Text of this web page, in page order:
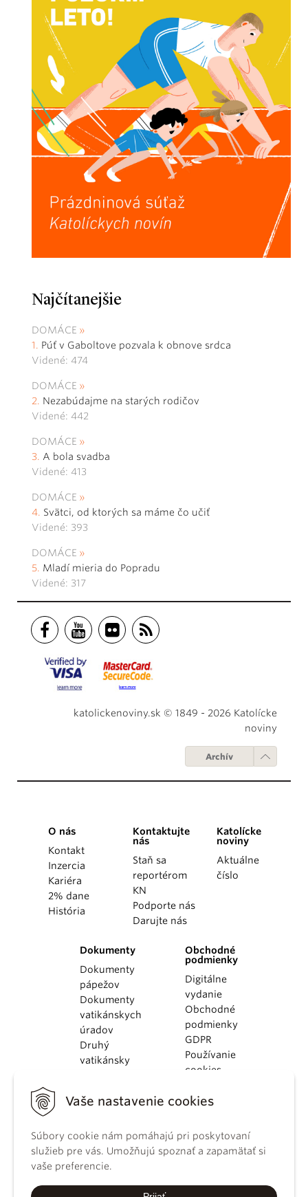
Vaše nastavenie cookies
Súbory cookie nám pomáhajú pri poskytovaní
služieb pre vás. Umožňujú spoznať a zapamätať si
vaše preferencie.
Najčítanejšie
DOMÁCE
Púť v Gaboltove pozvala k obnove srdca
Videné: 474
DOMÁCE
Nezabúdajme na starých rodičov
Videné: 442
DOMÁCE
A bola svadba
Videné: 413
DOMÁCE
Svätci, od ktorých sa máme čo učiť
Videné: 393
DOMÁCE
Mladí mieria do Popradu
Videné: 317
katolickenoviny.sk © 1849 - 2026 Katolícke
noviny
Archív
O nás
Kontakt
Inzercia
Kariéra
2% dane
História
Kontaktujte
nás
Staň sa
reportérom
KN
Podporte nás
Darujte nás
Katolícke
noviny
Aktuálne
číslo
Dokumenty
Dokumenty
pápežov
Dokumenty
vatikánskych
úradov
Druhý
vatikánsky
KBS
kánonického
práva
Katechizmus
Obchodné
podmienky
Digitálne
vydanie
Obchodné
podmienky
GDPR
Používanie
cookies